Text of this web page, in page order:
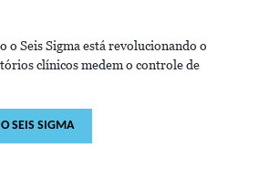
o Seis Sigma está revolucionando o
clínicos medem o controle de
SEIS SIGMA